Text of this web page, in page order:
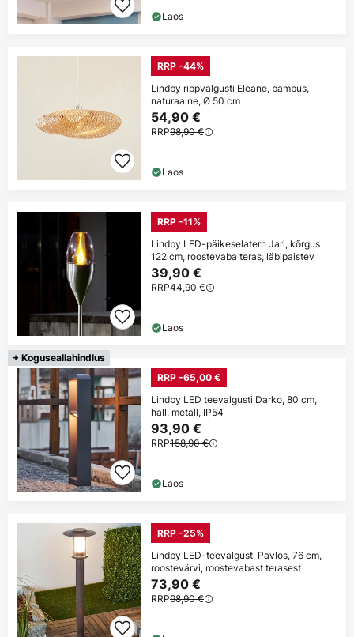
Laos
RRP -44%
Lindby rippvalgusti Eleane, bambus,
naturaalne, Ø 50 cm
54,90 €
RRP98,90 €
Laos
RRP -11%
Lindby LED-päikeselatern Jari, kõrgus
122 cm, roostevaba teras, läbipaistev
39,90 €
RRP44,90 €
Laos
+ Koguseallahindlus
RRP -65,00 €
Lindby LED teevalgusti Darko, 80 cm,
hall, metall, IP54
93,90 €
RRP158,90 €
Laos
RRP -25%
Lindby LED-teevalgusti Pavlos, 76 cm,
roostevärvi, roostevabast terasest
73,90 €
RRP98,90 €